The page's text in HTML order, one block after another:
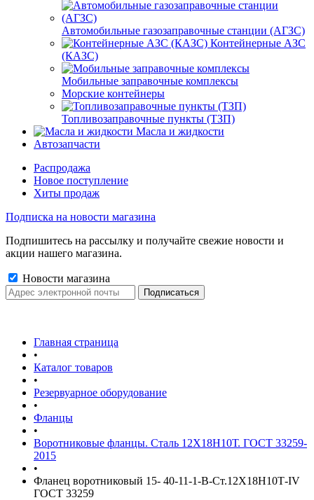
Автомобильные газозаправочные станции (АГЗС)
Контейнерные АЗС
(КАЗС)
Мобильные заправочные комплексы
Морские контейнеры
Топливозаправочные пункты (ТЗП)
Масла и жидкости
Автозапчасти
Распродажа
Новое поступление
Хиты продаж
Подписка на новости магазина
Подпишитесь на рассылку и получайте свежие новости и
акции нашего магазина.
Новости магазина
Главная страница
•
Каталог товаров
•
Резервуарное оборудование
•
Фланцы
•
Воротниковые фланцы. Сталь 12Х18Н10Т. ГОСТ 33259-
2015
•
Фланец воротниковый 15- 40-11-1-В-Ст.12Х18Н10Т-IV
ГОСТ 33259